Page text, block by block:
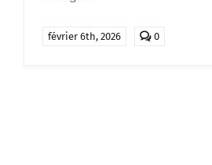
février 6th, 2026 0comments